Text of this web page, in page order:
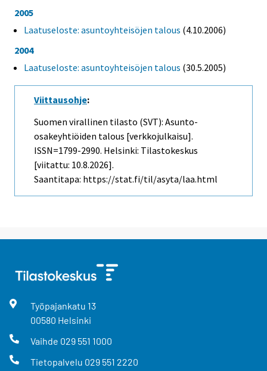
2005
Laatuseloste: asuntoyhteisöjen talous (4.10.2006)
2004
Laatuseloste: asuntoyhteisöjen talous (30.5.2005)
Viittausohje:
Suomen virallinen tilasto (SVT): Asunto-
osakeyhtiöiden talous [verkkojulkaisu].
ISSN=1799-2990. Helsinki: Tilastokeskus
[viitattu: 10.8.2026].
Saantitapa: https://stat.fi/til/asyta/laa.html
Työpajankatu 13
00580 Helsinki
Vaihde 029 551 1000
Tietopalvelu 029 551 2220